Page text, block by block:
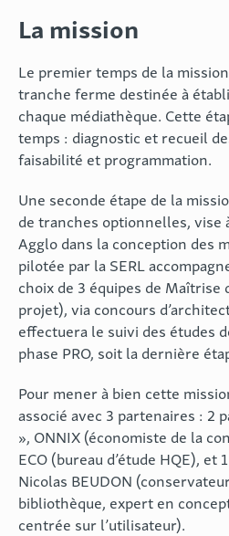
La mission
Le premier temps de la
tranche ferme destinée à
chaque médiathèque. Cette
temps : diagnostic et recueil
faisabilité et programmation.
Une seconde étape de la
de tranches optionnelles, vise
Agglo dans la conception des
pilotée par la SERL
choix de 3 équipes de Maîtrise
projet), via concours
effectuera le suivi des études
phase PRO, soit la dernière
Pour mener à bien cette
associé avec 3 partenaires : 2
», ONNIX (économiste de la
ECO (bureau d’étude HQE), et
Nicolas BEUDON
bibliothèque, expert en
centrée sur l’utilisateur).